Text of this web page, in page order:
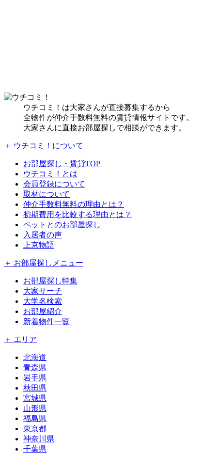
ウチコミ！は大家さんが直接募集するから
全物件が仲介手数料無料の賃貸情報サイトです。
大家さんに直接お部屋探しで相談ができます。
＋ ウチコミ！について
お部屋探し・賃貸TOP
ウチコミ！とは
会員登録について
取材について
仲介手数料無料の理由とは？
初期費用を比較する理由とは？
ペットとのお部屋探し
入居者の声
上京物語
＋ お部屋探しメニュー
お部屋探し特集
大家サーチ
大学名検索
お部屋紹介
新着物件一覧
＋ エリア
北海道
青森県
岩手県
秋田県
宮城県
山形県
福島県
東京都
神奈川県
千葉県